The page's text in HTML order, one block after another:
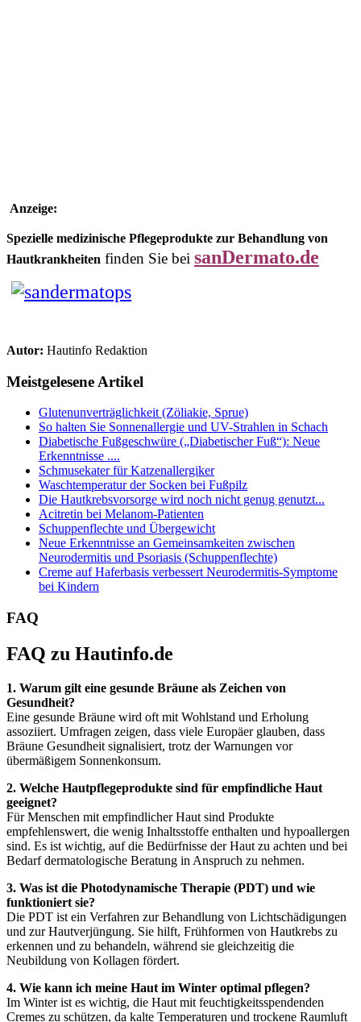
Anzeige:
Spezielle medizinische Pflegeprodukte zur Behandlung von
Hautkrankheiten finden Sie bei sanDermato.de
Autor: Hautinfo Redaktion
Meistgelesene Artikel
Glutenunverträglichkeit (Zöliakie, Sprue)
So halten Sie Sonnenallergie und UV-Strahlen in Schach
Diabetische Fußgeschwüre („Diabetischer Fuß“): Neue
Erkenntnisse ....
Schmusekater für Katzenallergiker
Waschtemperatur der Socken bei Fußpilz
Die Hautkrebsvorsorge wird noch nicht genug genutzt...
Acitretin bei Melanom-Patienten
Schuppenflechte und Übergewicht
Neue Erkenntnisse an Gemeinsamkeiten zwischen
Neurodermitis und Psoriasis (Schuppenflechte)
Creme auf Haferbasis verbessert Neurodermitis-Symptome
bei Kindern
FAQ
FAQ zu Hautinfo.de
1. Warum gilt eine gesunde Bräune als Zeichen von
Gesundheit?
Eine gesunde Bräune wird oft mit Wohlstand und Erholung
assoziiert. Umfragen zeigen, dass viele Europäer glauben, dass
Bräune Gesundheit signalisiert, trotz der Warnungen vor
übermäßigem Sonnenkonsum.
2. Welche Hautpflegeprodukte sind für empfindliche Haut
geeignet?
Für Menschen mit empfindlicher Haut sind Produkte
empfehlenswert, die wenig Inhaltsstoffe enthalten und hypoallergen
sind. Es ist wichtig, auf die Bedürfnisse der Haut zu achten und bei
Bedarf dermatologische Beratung in Anspruch zu nehmen.
3. Was ist die Photodynamische Therapie (PDT) und wie
funktioniert sie?
Die PDT ist ein Verfahren zur Behandlung von Lichtschädigungen
und zur Hautverjüngung. Sie hilft, Frühformen von Hautkrebs zu
erkennen und zu behandeln, während sie gleichzeitig die
Neubildung von Kollagen fördert.
4. Wie kann ich meine Haut im Winter optimal pflegen?
Im Winter ist es wichtig, die Haut mit feuchtigkeitsspendenden
Cremes zu schützen, da kalte Temperaturen und trockene Raumluft